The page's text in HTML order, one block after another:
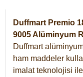
Duffmart Premio
9005 Alüminyum
Duffmart
ham maddeler
imalat teknolojisi